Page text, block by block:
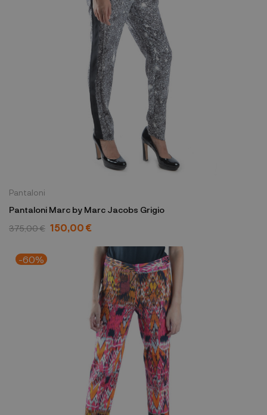
Pantaloni
Pantaloni Marc by Marc Jacobs Grigio
375,00 € 150,00 €
-60%